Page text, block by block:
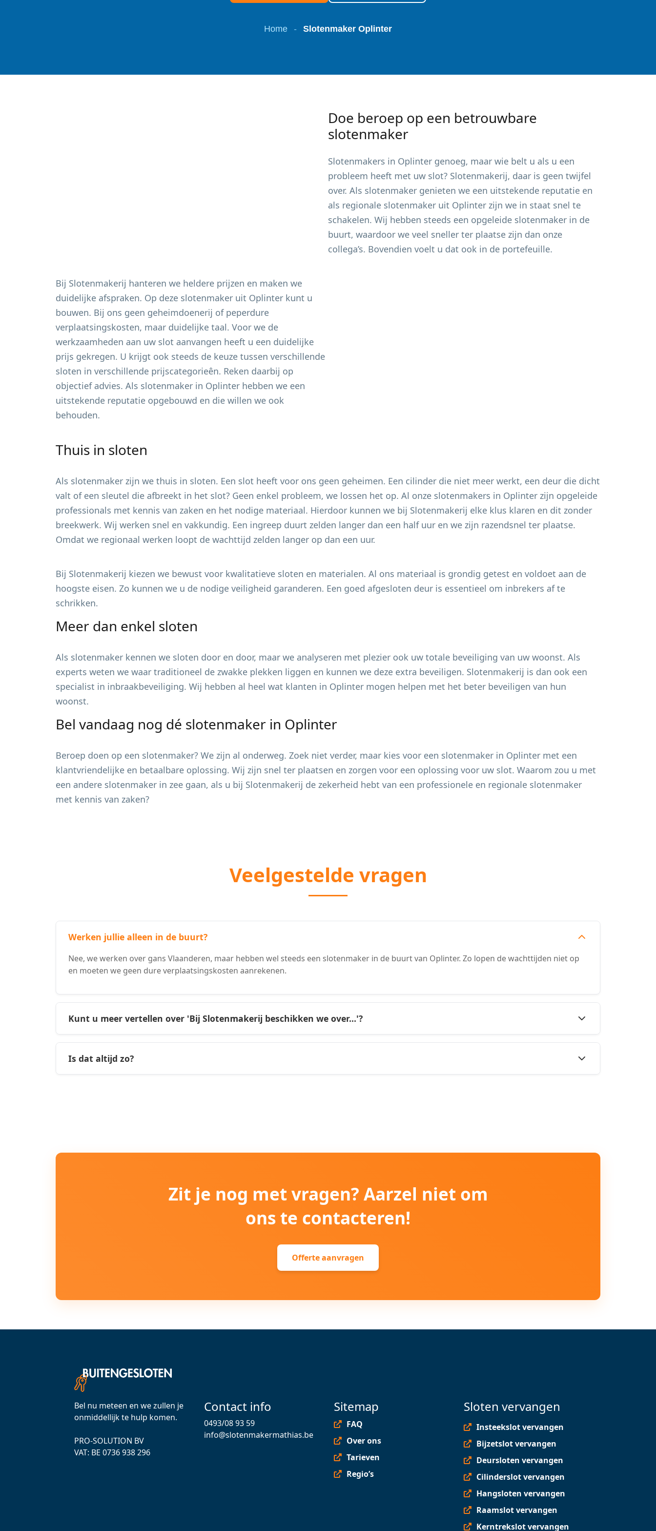
Home - Slotenmaker Oplinter
Doe beroep op een betrouwbare
slotenmaker
Slotenmakers in Oplinter genoeg, maar wie belt u als u een
probleem heeft met uw slot? Slotenmakerij, daar is geen twijfel
over. Als slotenmaker genieten we een uitstekende reputatie en
als regionale slotenmaker uit Oplinter zijn we in staat snel te
schakelen. Wij hebben steeds een opgeleide slotenmaker in de
buurt, waardoor we veel sneller ter plaatse zijn dan onze
collega’s. Bovendien voelt u dat ook in de portefeuille.
Bij Slotenmakerij hanteren we heldere prijzen en maken we
duidelijke afspraken. Op deze slotenmaker uit Oplinter kunt u
bouwen. Bij ons geen geheimdoenerij of peperdure
verplaatsingskosten, maar duidelijke taal. Voor we de
werkzaamheden aan uw slot aanvangen heeft u een duidelijke
prijs gekregen. U krijgt ook steeds de keuze tussen verschillende
sloten in verschillende prijscategorieên. Reken daarbij op
objectief advies. Als slotenmaker in Oplinter hebben we een
uitstekende reputatie opgebouwd en die willen we ook
behouden.
Thuis in sloten
Als slotenmaker zijn we thuis in sloten. Een slot heeft voor ons geen geheimen. Een cilinder die niet meer werkt, een deur die dicht
valt of een sleutel die afbreekt in het slot? Geen enkel probleem, we lossen het op. Al onze slotenmakers in Oplinter zijn opgeleide
professionals met kennis van zaken en het nodige materiaal. Hierdoor kunnen we bij Slotenmakerij elke klus klaren en dit zonder
breekwerk. Wij werken snel en vakkundig. Een ingreep duurt zelden langer dan een half uur en we zijn razendsnel ter plaatse.
Omdat we regionaal werken loopt de wachttijd zelden langer op dan een uur.
Bij Slotenmakerij kiezen we bewust voor kwalitatieve sloten en materialen. Al ons materiaal is grondig getest en voldoet aan de
hoogste eisen. Zo kunnen we u de nodige veiligheid garanderen. Een goed afgesloten deur is essentieel om inbrekers af te
schrikken.
Meer dan enkel sloten
Als slotenmaker kennen we sloten door en door, maar we analyseren met plezier ook uw totale beveiliging van uw woonst. Als
experts weten we waar traditioneel de zwakke plekken liggen en kunnen we deze extra beveiligen. Slotenmakerij is dan ook een
specialist in inbraakbeveiliging. Wij hebben al heel wat klanten in Oplinter mogen helpen met het beter beveiligen van hun
woonst.
Bel vandaag nog dé slotenmaker in Oplinter
Beroep doen op een slotenmaker? We zijn al onderweg. Zoek niet verder, maar kies voor een slotenmaker in Oplinter met een
klantvriendelijke en betaalbare oplossing. Wij zijn snel ter plaatsen en zorgen voor een oplossing voor uw slot. Waarom zou u met
een andere slotenmaker in zee gaan, als u bij Slotenmakerij de zekerheid hebt van een professionele en regionale slotenmaker
met kennis van zaken?
Veelgestelde vragen
Werken jullie alleen in de buurt?
Nee, we werken over gans Vlaanderen, maar hebben wel steeds een slotenmaker in de buurt van Oplinter. Zo lopen de wachttijden niet op
en moeten we geen dure verplaatsingskosten aanrekenen.
Kunt u meer vertellen over 'Bij Slotenmakerij beschikken we over...'?
Is dat altijd zo?
Zit je nog met vragen? Aarzel niet om
ons te contacteren!
Offerte aanvragen
Bel nu meteen en we zullen je
onmiddellijk te hulp komen.
PRO-SOLUTION BV
VAT: ВЕ 0736 938 296
Contact info
0493/08 93 59
info@slotenmakermathias.be
Sitemap
FAQ
Over ons
Tarieven
Regio’s
Sloten vervangen
Insteekslot vervangen
Bijzetslot vervangen
Deursloten vervangen
Cilinderslot vervangen
Hangsloten vervangen
Raamslot vervangen
Kerntrekslot vervangen